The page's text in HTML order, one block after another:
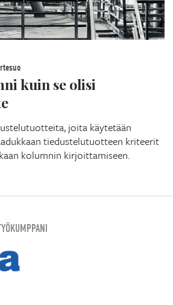
kuin se olisi
joita käytetään
tiedustelutuotteen kriteerit
kolumnin kirjoittamiseen.